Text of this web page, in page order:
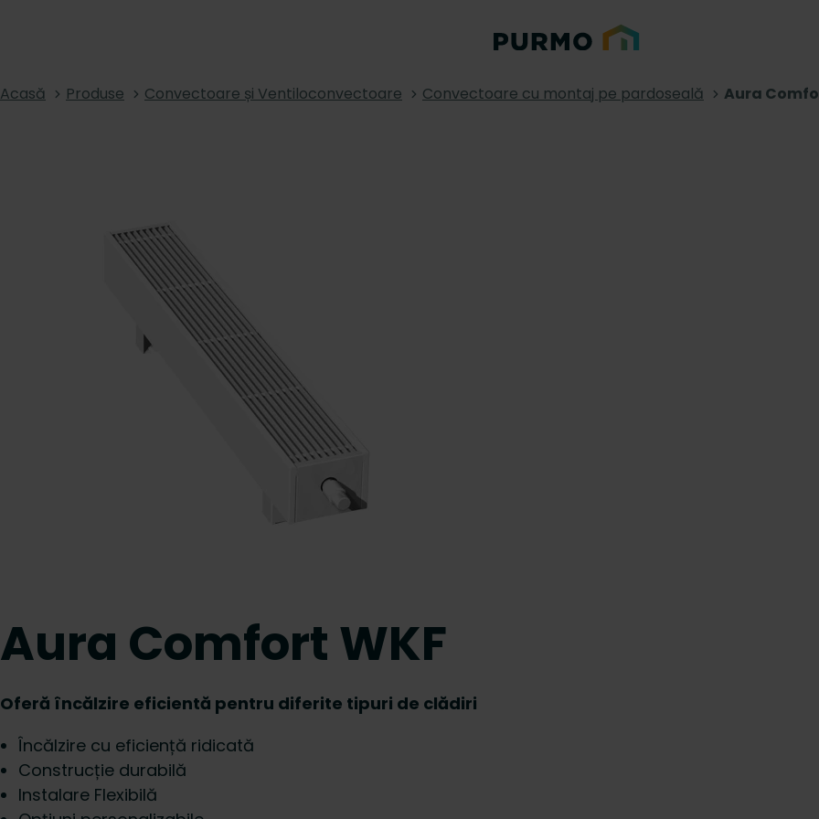
Acasă Produse Convectoare și Ventiloconvectoare Convectoare cu montaj pe pardoseală Aura
Aura Comfort WKF
Oferă încălzire eficientă pentru diferite tipuri de clădiri
Încălzire cu eficiență ridicată
Construcție durabilă
Instalare Flexibilă